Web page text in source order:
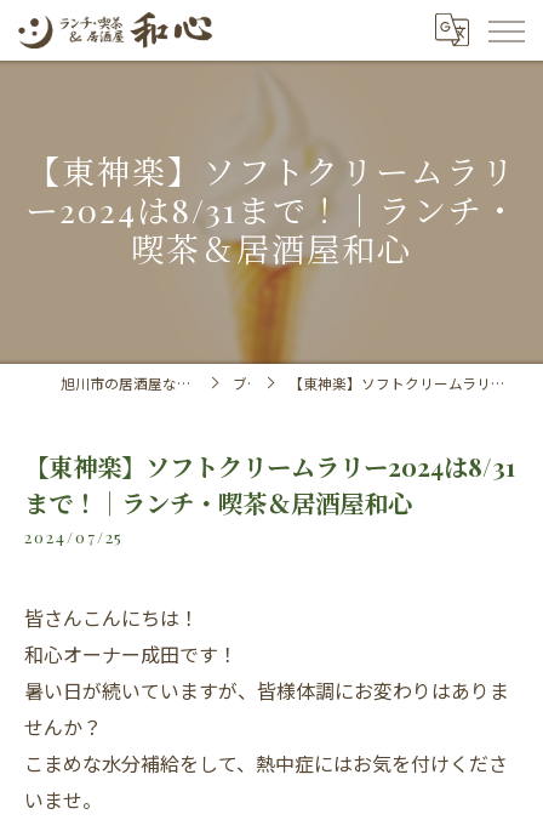
【東神楽】ソフトクリームラリ
ー2024は8/31まで！｜ランチ・
喫茶＆居酒屋和心
旭川市の居酒屋ならランチ・喫茶＆居酒屋 和心 ブログ 【東神楽】ソフトクリームラリー2024は8/31まで！｜ランチ・喫茶＆居酒屋和心
【東神楽】ソフトクリームラリー2024は8/31
まで！｜ランチ・喫茶＆居酒屋和心
2024/07/25
皆さんこんにちは！
和心オーナー成田です！
暑い日が続いていますが、皆様体調にお変わりはありま
せんか？
こまめな水分補給をして、熱中症にはお気を付けくださ
いませ。